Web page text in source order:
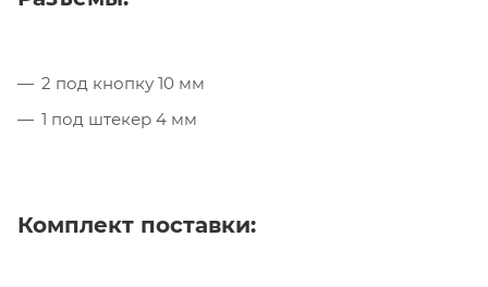
2 под кнопку 10 мм
1 под штекер 4 мм
Комплект поставки: